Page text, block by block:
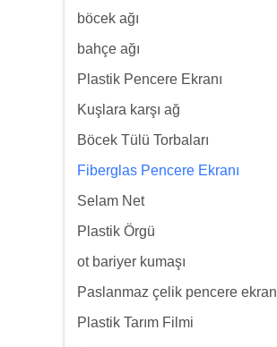
böcek ağı
bahçe ağı
Plastik Pencere Ekranı
Kuşlara karşı ağ
Böcek Tülü Torbaları
Fiberglas Pencere Ekranı
Selam Net
Plastik Örgü
ot bariyer kumaşı
Paslanmaz çelik pencere
Plastik Tarım Filmi